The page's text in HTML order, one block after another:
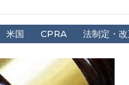
米国 CPRA 法制定・改